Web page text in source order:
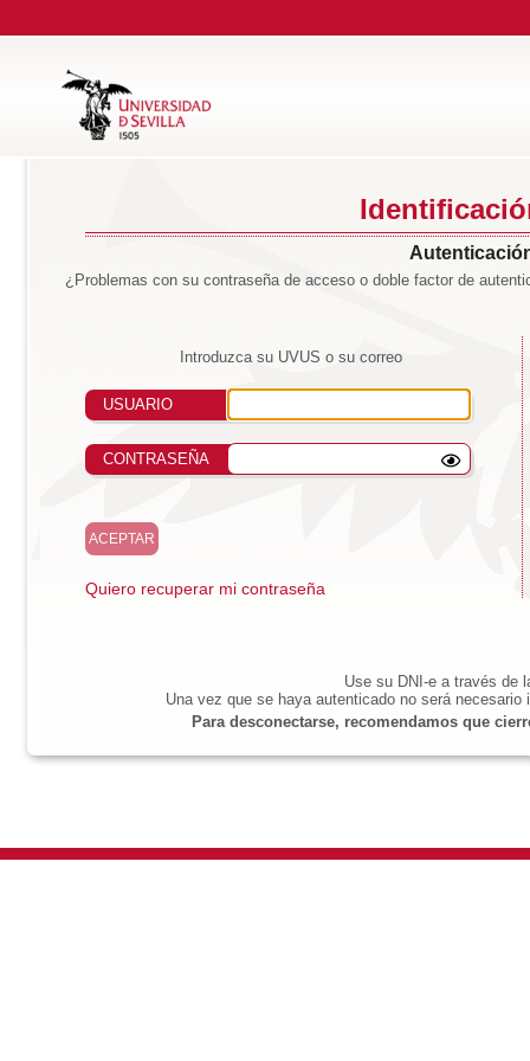
¿Problemas con su contraseña de acceso o doble factor de
Introduzca su UVUS o su correo
USUARIO
CONTRASEÑA
Quiero recuperar mi contraseña
Use su DNI-e a través de
Una vez que se haya autenticado no será
Para desconectarse, recomendamos que